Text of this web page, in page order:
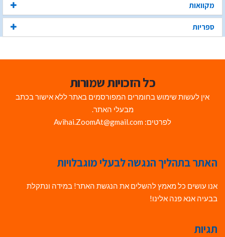
מקוואות
ספריות
כל הזכויות שמורות
אין לעשות שימוש בחומרים המפורסמים באתר ללא אישור בכתב
מבעלי האתר.
לפרטים: Avihai.ZoomAt@gmail.com
האתר בתהליך הנגשה לבעלי מוגבלויות
אנו עושים כל מאמץ להשלים את הנגשת האתר! במידה ונתקלת
בבעיה אנא פנה אלינו!
תגיות